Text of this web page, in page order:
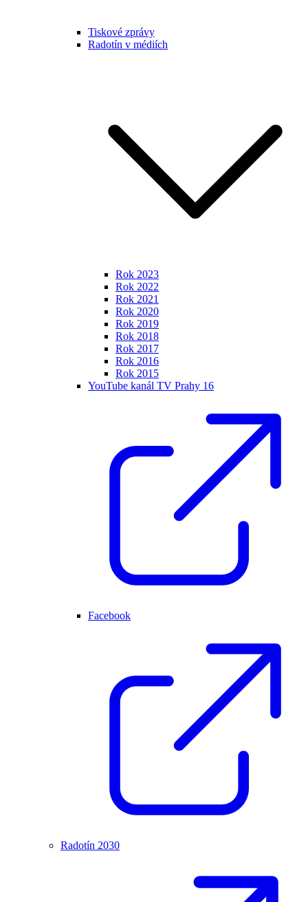
Tiskové zprávy
Radotín v médiích
Rok 2023
Rok 2022
Rok 2021
Rok 2020
Rok 2019
Rok 2018
Rok 2017
Rok 2016
Rok 2015
YouTube kanál TV Prahy 16
Facebook
Radotín 2030